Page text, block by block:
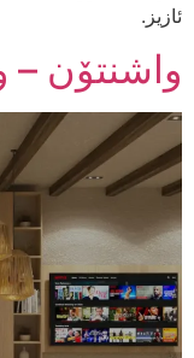
ئازیز.
واشنتۆن –